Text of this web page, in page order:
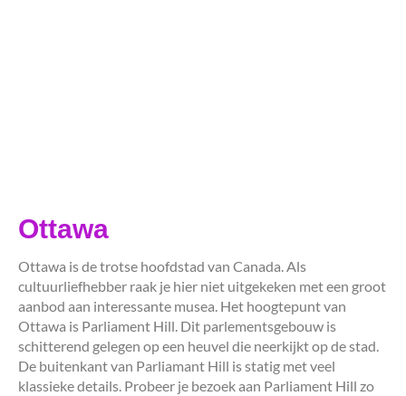
Ottawa
Ottawa is de trotse hoofdstad van Canada. Als
cultuurliefhebber raak je hier niet uitgekeken met een groot
aanbod aan interessante musea. Het hoogtepunt van
Ottawa is Parliament Hill. Dit parlementsgebouw is
schitterend gelegen op een heuvel die neerkijkt op de stad.
De buitenkant van Parliamant Hill is statig met veel
klassieke details. Probeer je bezoek aan Parliament Hill zo